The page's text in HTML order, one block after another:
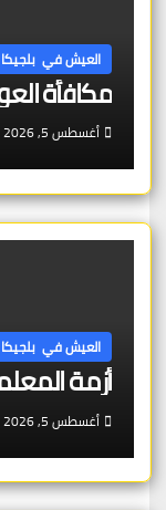
العيش في بلجيكا
مكافأة
أغسطس 5, 2026
العيش في بلجيكا
أزمة
أغسطس 5, 2026